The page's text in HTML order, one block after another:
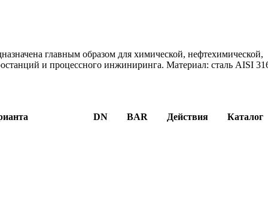
главным образом для химической, нефтехимической,
и процессного инжиниринга. Материал: сталь AISI
DN BAR Действия Каталог